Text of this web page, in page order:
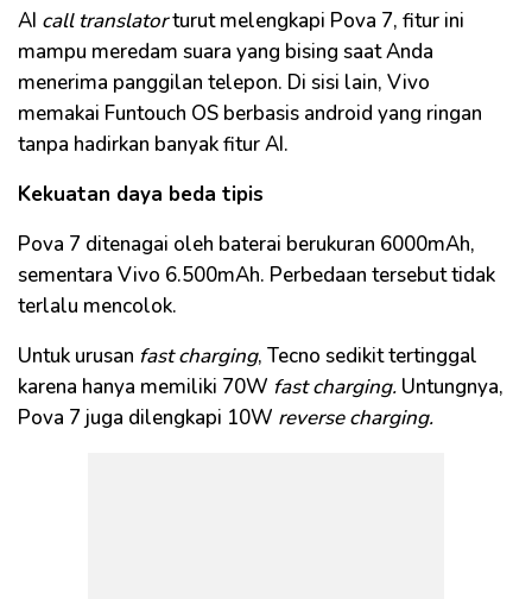
AI call translatorturut melengkapi Pova 7, fitur ini
mampu meredam suara yang bising saat Anda
menerima panggilan telepon. Di sisi lain, Vivo
memakai Funtouch OS berbasis android yang ringan
tanpa hadirkan banyak fitur AI.
Kekuatan daya beda tipis
Pova 7 ditenagai oleh baterai berukuran 6000mAh,
sementara Vivo 6.500mAh. Perbedaan tersebut tidak
terlalu mencolok.
Untuk urusan fast charging, Tecno sedikit tertinggal
karena hanya memiliki 70W fastcharging. Untungnya,
Pova 7 juga dilengkapi 10W reverse charging.